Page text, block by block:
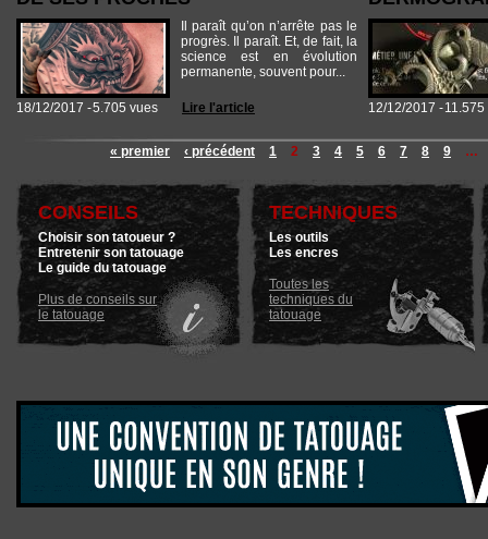
Il paraît qu’on n’arrête pas le
progrès. Il paraît. Et, de fait, la
science est en évolution
permanente, souvent pour...
18/12/2017 -5.705 vues Lire l'article 12/12/2017 -11.575
« premier ‹ précédent 1 2 3 4 5 6 7 8 9 …
CONSEILS
Choisir son tatoueur ?
Entretenir son tatouage
Le guide du tatouage
Plus de conseils sur
le tatouage
TECHNIQUES
Les outils
Les encres
Toutes les
techniques du
tatouage